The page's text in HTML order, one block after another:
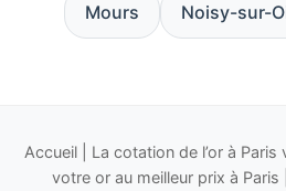
Mours Noisy-sur-
Accueil| La cotation de l’or à Paris
votre or au meilleur prix à Paris